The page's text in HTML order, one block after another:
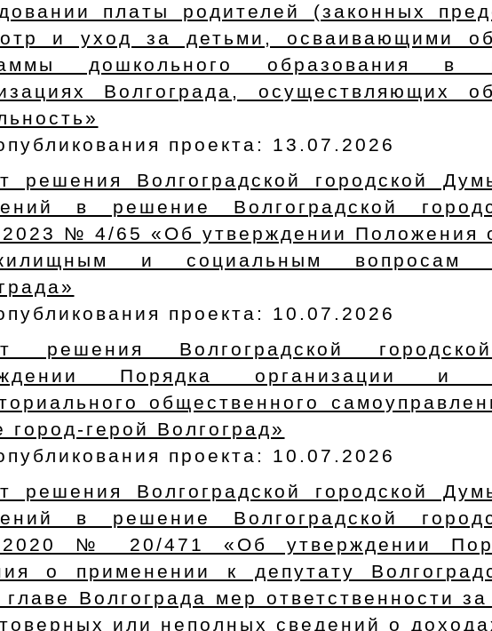
платы родителей (законных
и уход за детьми, осваивающими
дошкольного образования в
Волгограда, осуществляющих
проекта: 13.07.2026
решения Волгоградской городской
в решение Волгоградской
№ 4/65 «Об утверждении Положения
и социальным вопросам
проекта: 10.07.2026
решения Волгоградской
Порядка организации и
общественного
город-герой Волгоград»
проекта: 10.07.2026
решения Волгоградской городской
в решение Волгоградской
№ 20/471 «Об утверждении
о применении к депутату
Волгограда мер ответственности
или неполных сведений о